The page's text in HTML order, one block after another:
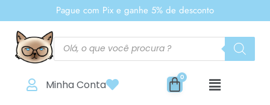
Pague com Pix e ganhe 5% de desconto
Minha Conta